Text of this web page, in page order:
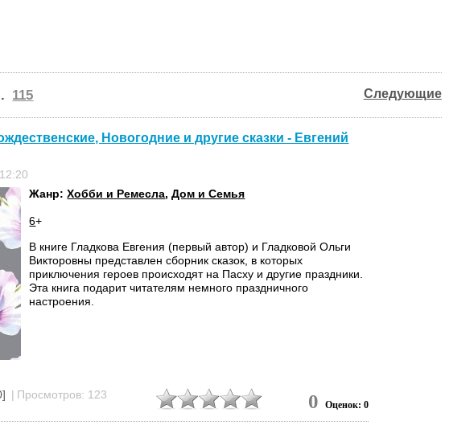
Следующие
115
Новогодние и другие сказки - Евгений
Жанр:Хобби и Ремесла,Дом и Семья
6+
В книге Гладкова Евгения (первый автор) и Гладковой Ольги
Викторовны представлен сборник сказок, в которых
приключения героев происходят на Пасху и другие праздники.
Эта книга подарит читателям немного праздничного
настроения.
| Просмотров: 123 0 Оценок: 0